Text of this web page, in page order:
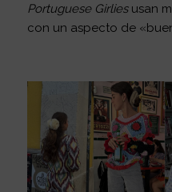
Portuguese Girliesusan
con un aspecto de